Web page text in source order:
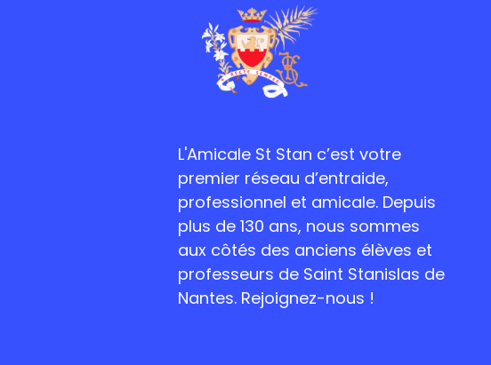
L'Amicale St Stan c’est votre
premier réseau d’entraide,
professionnel et amicale. Depuis
plus de 130 ans, nous sommes
aux côtés des anciens élèves et
professeurs de Saint Stanislas de
Nantes. Rejoignez-nous !